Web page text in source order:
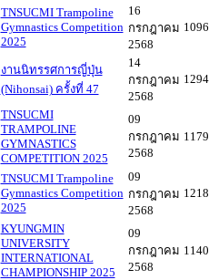
TNSUCMI Trampoline
Gymnastics Competition
2025
16
กรกฎาคม
2568
1096
งานนิทรรศการญี่ปุ่น
(Nihonsai) ครั้งที่ 47
14
กรกฎาคม
2568
1294
TNSUCMI
TRAMPOLINE
GYMNASTICS
COMPETITION 2025
09
กรกฎาคม
2568
1179
TNSUCMI Trampoline
Gymnastics Competition
2025
09
กรกฎาคม
2568
1218
KYUNGMIN
UNIVERSITY
INTERNATIONAL
CHAMPIONSHIP 2025
09
กรกฎาคม
2568
1140